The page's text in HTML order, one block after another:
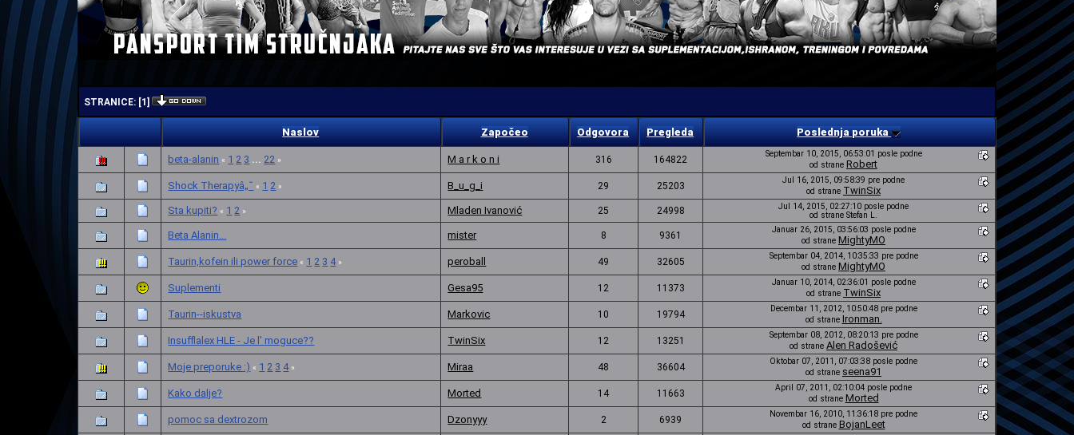
STRANICE: [1 ]
Naslov Započeo Odgovora Pregleda Poslednja poruka
beta-alanin « 1 2 3 ... 22 » M a r k o n i 316 164822
Septembar 10, 2015, 06:53:01 posle podne
od strane Robert
Shock Therapyâ„˘ « 1 2 » B_u_g_i 29 25203
Jul 16, 2015, 09:58:39 pre podne
od strane TwinSix
Sta kupiti? « 1 2 » Mladen Ivanović 25 24998
Jul 14, 2015, 02:27:10 posle podne
od strane Stefan L.
Beta Alanin... mister 8 9361
Januar 26, 2015, 03:56:03 posle podne
od strane MightyMO
Taurin,kofein ili power force « 1 2 3 4» peroball 49 32605
Septembar 04, 2014, 10:35:33 pre podne
od strane MightyMO
Suplementi
Gesa95 12 11373
Januar 10, 2014, 02:36:01 posle podne
od strane TwinSix
Taurin--iskustva
Markovic 10 19794
Decembar 11, 2012, 10:50:48 pre podne
od strane Ironman.
Insufflalex HLE - Je l' moguce??
TwinSix 12 13251
Septembar 08, 2012, 08:20:13 pre podne
od strane Alen Radošević
Moje preporuke :) « 1 2 3 4» Miraa 48 36604
Oktobar 07, 2011, 07:03:38 posle podne
od strane seena91
Kako dalje?
Morted 14 11663
April 07, 2011, 02:10:04 posle podne
od strane Morted
pomoc sa dextrozom
Dzonyyy 2 6939
Novembar 16, 2010, 11:36:18 pre podne
od strane BojanLeet